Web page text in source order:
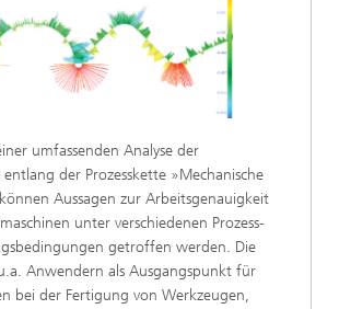
umfassenden Analyse der
entlang der Prozesskette »Mechanische
Aussagen zur Arbeitsgenauigkeit
unter verschiedenen Prozess-
getroffen werden. Die
Anwendern als Ausgangspunkt für
bei der Fertigung von Werkzeugen,